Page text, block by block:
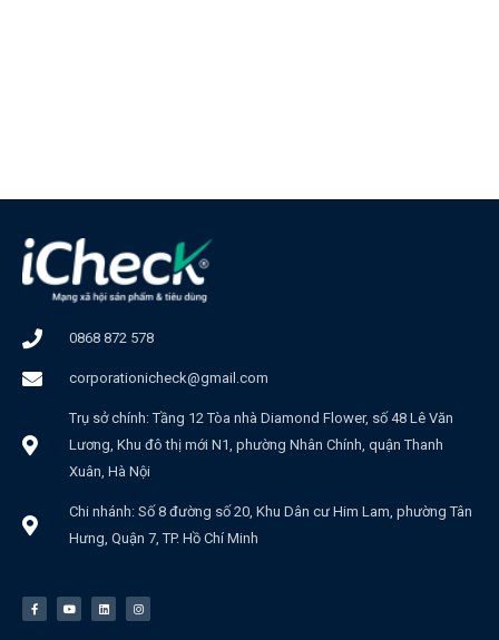
0868 872 578
corporationicheck@gmail.com
Trụ sở chính: Tầng 12 Tòa nhà Diamond Flower, số 48 Lê Văn
Lương, Khu đô thị mới N1, phường Nhân Chính, quận Thanh
Xuân, Hà Nội
Chi nhánh: Số 8 đường số 20, Khu Dân cư Him Lam, phường Tân
Hưng, Quận 7, TP. Hồ Chí Minh